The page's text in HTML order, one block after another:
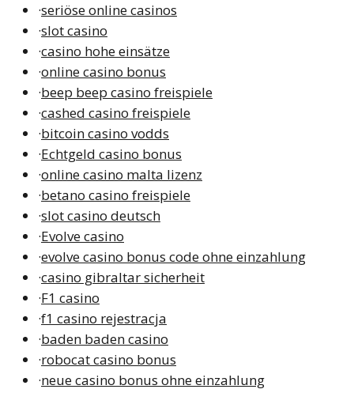
·seriöse online casinos
·slot casino
·casino hohe einsätze
·online casino bonus
·beep beep casino freispiele
·cashed casino freispiele
·bitcoin casino vodds
·Echtgeld casino bonus
·online casino malta lizenz
·betano casino freispiele
·slot casino deutsch
·Evolve casino
·evolve casino bonus code ohne einzahlung
·casino gibraltar sicherheit
·F1 casino
·f1 casino rejestracja
·baden baden casino
·robocat casino bonus
·neue casino bonus ohne einzahlung